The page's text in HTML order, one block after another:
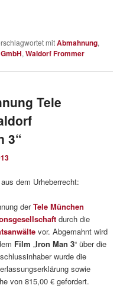
mitAbmahnung,
,Waldorf Frommer
Tele
3“
dem Urheberrecht:
derTele München
durch die
vor. Abgemahnt wird
Film „Iron Man 3“ über die
wurde die
sowie
von 815,00 € gefordert.